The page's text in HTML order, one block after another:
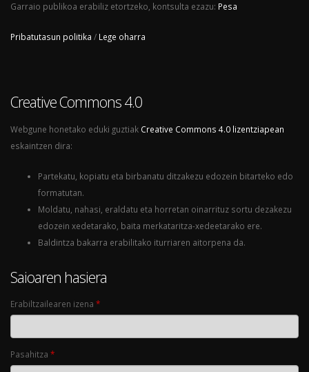
Garraio publikoa erabiliz etortzeko, kontsulta ezazu: Pesa
Pribatutasun politika / Lege oharra
Creative Commons 4.0
Webgune honetako eduki guztiak Creative Commons 4.0 lizentziapean
eskaintzen dira:
Partekatu, kopiatu eta birbanatu ditzakezu edozein bitarteko edo
formatutan.
Moldatu, nahasi, eraldatu eta horretan oinarrituz sortu dezakezu
edozein xedetarako, baita merkataritza-xedeetarako ere.
Baldintza bakarra erabilitako iturriaren aitorpena da.
Saioaren hasiera
Erabiltzailearen izena *
Pasahitza *